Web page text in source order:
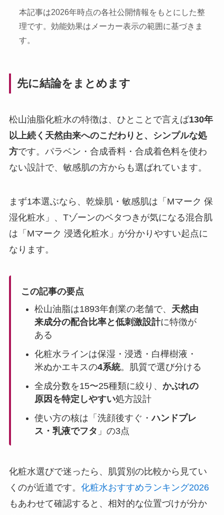
本記事は2026年時点の各社公開情報をもとにした整
理です。効能効果はメーカー表示の範囲に基づきま
す。
先に結論をまとめます
松山油脂化粧水の特徴は、ひとことで言えば130年
以上続く天然由来へのこだわりと、シンプルな処
方です。パラベン・合成香料・合成着色料を使わ
ない設計で、敏感肌の方からも選ばれています。
まず1本選ぶなら、乾燥肌・敏感肌は「Mマーク 保
湿化粧水」、Tゾーンのベタつきが気になる混合肌
は「Mマーク 浸透化粧水」が分かりやすい起点に
なります。
この記事の要点
松山油脂は1893年創業の老舗で、 天然由
来成分の配合比率と低刺激設計に特徴が
ある
化粧水ラインは保湿・浸透・白樺樹液・
米ぬかエキスの4系統。肌質で選び分ける
全成分数を15〜25種類に絞り、 かぶれの
原因を特定しやすい処方設計
使い方の核は「洗顔後すぐ・ハンドプレ
ス・乳液でフタ 」の3点
化粧水選びで迷ったら、肌質別の比較から見てい
くのが近道です。 化粧水おすすめランキング2026
もあわせて確認すると、相対的な位置づけが分か